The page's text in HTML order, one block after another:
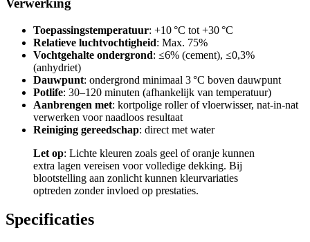
Verwerking
Toepassingstemperatuur: +10 °C tot +30 °C
Relatieve luchtvochtigheid: Max. 75%
Vochtgehalte ondergrond: ≤6% (cement), ≤0,3%
(anhydriet)
Dauwpunt: ondergrond minimaal 3 °C boven dauwpunt
Potlife: 30–120 minuten (afhankelijk van temperatuur)
Aanbrengen met: kortpolige roller of vloerwisser, nat-in-nat
verwerken voor naadloos resultaat
Reiniging gereedschap: direct met water
Let op: Lichte kleuren zoals geel of oranje kunnen
extra lagen vereisen voor volledige dekking. Bij
blootstelling aan zonlicht kunnen kleurvariaties
optreden zonder invloed op prestaties.
Specificaties